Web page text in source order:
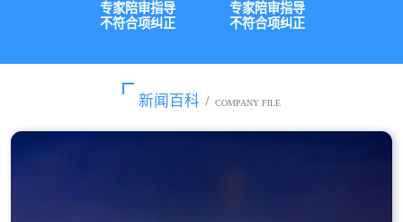
专家陪审指导
不符合项纠正
专家陪审指导
不符合项纠正
新闻百科 / COMPANY FILE